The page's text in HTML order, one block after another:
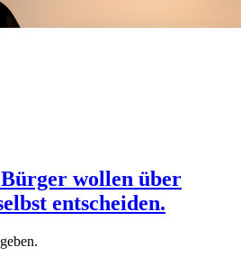
wollen über
entscheiden.